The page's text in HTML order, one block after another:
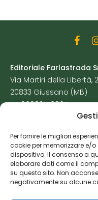
Per fornire le migliori
cookie per memorizzare e/
dispositivo. Il consenso a
elaborare dati come il
su questo sito. Non
negativamente su alcune
Editoriale Farlastrada
Via Martiri della Libertà,
20833 Giussano (MB)
P.I. 06982770965
Cookie Policy
Risorse Aggiuntive